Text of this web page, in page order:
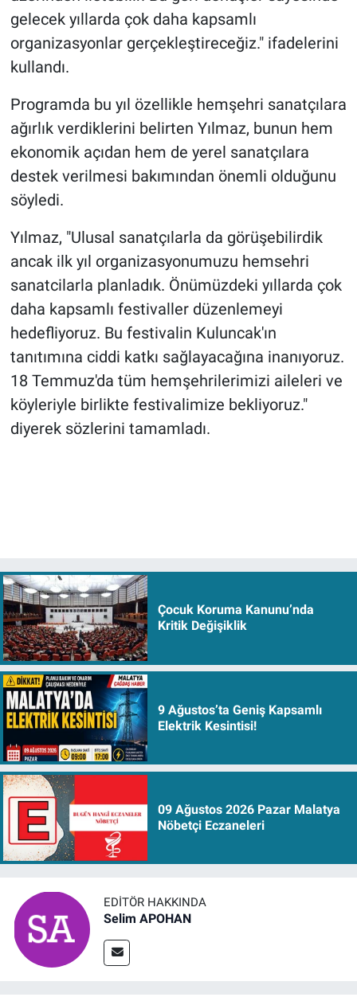
gelecek yıllarda çok daha kapsamlı
organizasyonlar gerçekleştireceğiz." ifadelerini
kullandı.
Programda bu yıl özellikle hemşehri sanatçılara
ağırlık verdiklerini belirten Yılmaz, bunun hem
ekonomik açıdan hem de yerel sanatçılara
destek verilmesi bakımından önemli olduğunu
söyledi.
Yılmaz, "Ulusal sanatçılarla da görüşebilirdik
ancak ilk yıl organizasyonumuzu hemsehri
sanatcilarla planladık. Önümüzdeki yıllarda çok
daha kapsamlı festivaller düzenlemeyi
hedefliyoruz. Bu festivalin Kuluncak'ın
tanıtımına ciddi katkı sağlayacağına inanıyoruz.
18 Temmuz'da tüm hemşehrilerimizi aileleri ve
köyleriyle birlikte festivalimize bekliyoruz."
diyerek sözlerini tamamladı.
Çocuk Koruma Kanunu’nda
Kritik Değişiklik
9 Ağustos’ta Geniş Kapsamlı
Elektrik Kesintisi!
09 Ağustos 2026 Pazar Malatya
Nöbetçi Eczaneleri
EDITÖR HAKKINDA
Selim APOHAN